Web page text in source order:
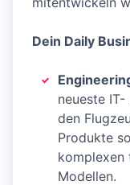
Dein Daily
neueste
den
Produkte
komplexen
Modellen.